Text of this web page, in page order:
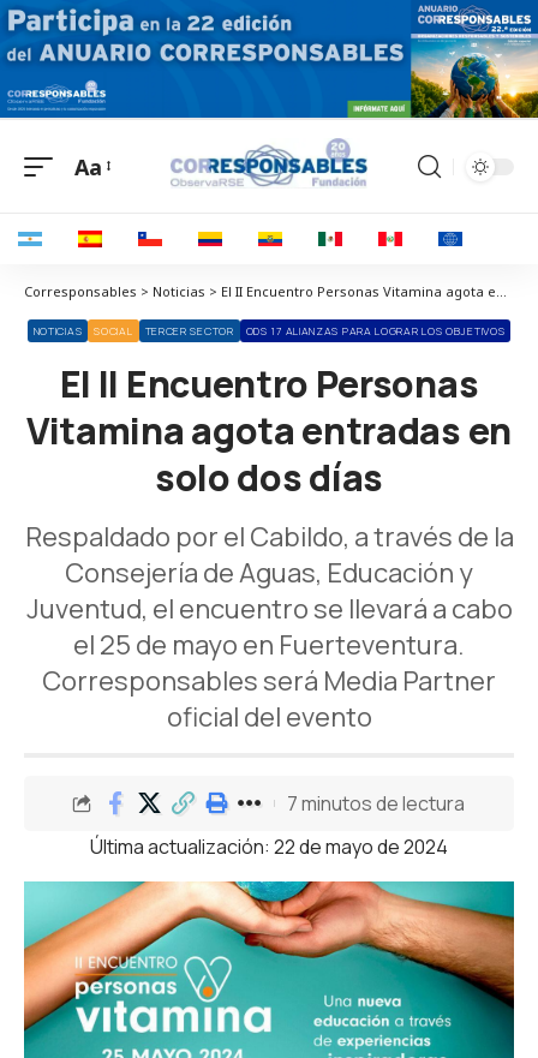
Aa
Corresponsables > Noticias > El II Encuentro Personas Vitamina agota entradas en solo dos días
NOTICIAS SOCIAL TERCER SECTOR ODS 17 ALIANZAS PARA LOGRAR LOS OBJETIVOS
El II Encuentro Personas
Vitamina agota entradas en
solo dos días
Respaldado por el Cabildo, a través de la
Consejería de Aguas, Educación y
Juventud, el encuentro se llevará a cabo
el 25 de mayo en Fuerteventura.
Corresponsables será Media Partner
oficial del evento
Última actualización: 22 de mayo de 2024
7 minutos de lectura